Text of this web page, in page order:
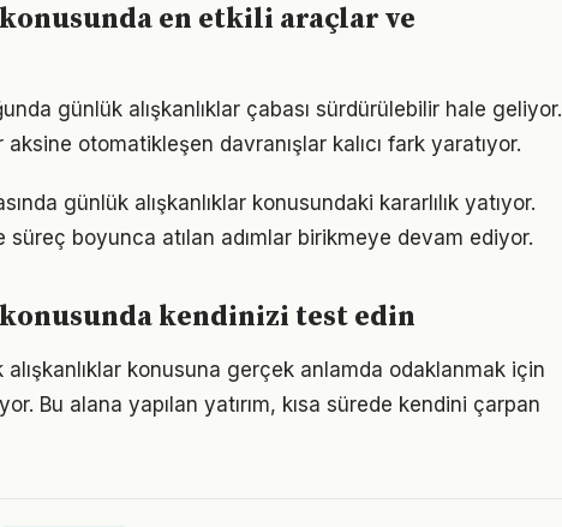
en etkili araçlar ve
günlük alışkanlıklar çabası sürdürülebilir hale geliyor.
otomatikleşen davranışlar kalıcı fark yaratıyor.
günlük alışkanlıklar konusundaki kararlılık yatıyor.
boyunca atılan adımlar birikmeye devam ediyor.
kendinizi test edin
alışkanlıklar konusuna gerçek anlamda odaklanmak için
Bu alana yapılan yatırım, kısa sürede kendini çarpan